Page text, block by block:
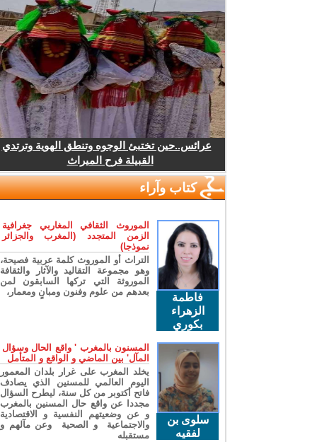
عرائس..حين تختبئ الوجوه وتنطق الهوية وترتدي
القبيلة فرح الميراث
كتاب وآراء
فاطمة
الزهراء
بكوري
الموروث الثقافي المغاربي جغرافية
الزمن المتجدد (المغرب والجزائر
نموذجا)
التراث أو الموروث كلمة عربية فصيحة،
وهو مجموعة التقاليد والآثار والثقافة
الموروثة التي تركها السابقون لمن
بعدهم من علوم وفنون ومبانٍ ومعمار،
سلوى بن
لفقيه
المسنون بالمغرب ' واقع الحال وسؤال
المآل' بين الماضي و الواقع و المتأمل
يخلد المغرب على غرار بلدان المعمور
اليوم العالمي للمسنين الذي يصادف
فاتح أكتوبر من كل سنة، ليطرح السؤال
مجددا عن واقع حال المسنين بالمغرب
و عن وضعيتهم النفسية و الاقتصادية
والاجتماعية و الصحية وعن مآلهم و
مستقبله